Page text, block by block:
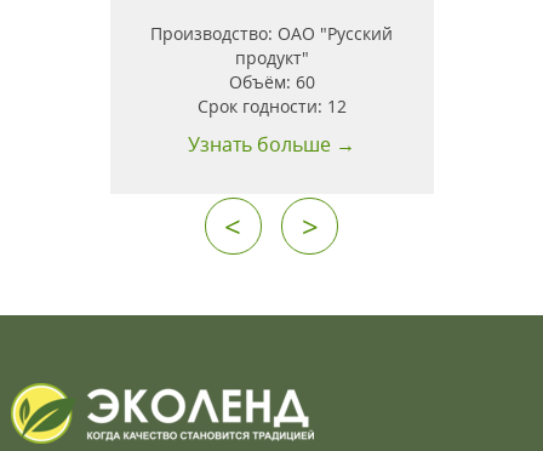
Производство: ОАО "Русский
продукт"
Объём: 60
Срок годности: 12
Узнать больше →
< >